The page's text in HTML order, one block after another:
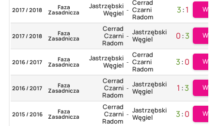
2017 / 2018 Faza
Zasadnicza
Jastrzębski
Węgiel -
Cerrad
Czarni
Radom
3:1
2017 / 2018 Faza
Zasadnicza
Cerrad
Czarni
Radom
- Jastrzębski
Węgiel
0:3
2016 / 2017 Faza
Zasadnicza
Jastrzębski
Węgiel -
Cerrad
Czarni
Radom
3:0
2016 / 2017 Faza
Zasadnicza
Cerrad
Czarni
Radom
- Jastrzębski
Węgiel
1 :3
2015 / 2016 Faza
Zasadnicza
Cerrad
Czarni
Radom
- Jastrzębski
Węgiel
3:0